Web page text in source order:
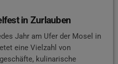
in Zurlauben
Jahr am Ufer der Mosel in
eine Vielzahl von
kulinarische